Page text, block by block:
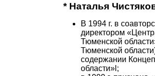
* Наталья
В 1994 г. в
директором
Тюменской
Тюменской
содержании
области»l;